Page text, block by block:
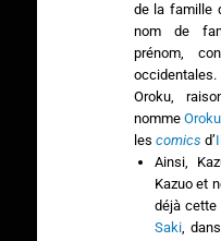
de la famille
nom de
prénom,
Oroku,
nomme
les comics d’
Ainsi,
Kazuo et
déjà cette
Saki,